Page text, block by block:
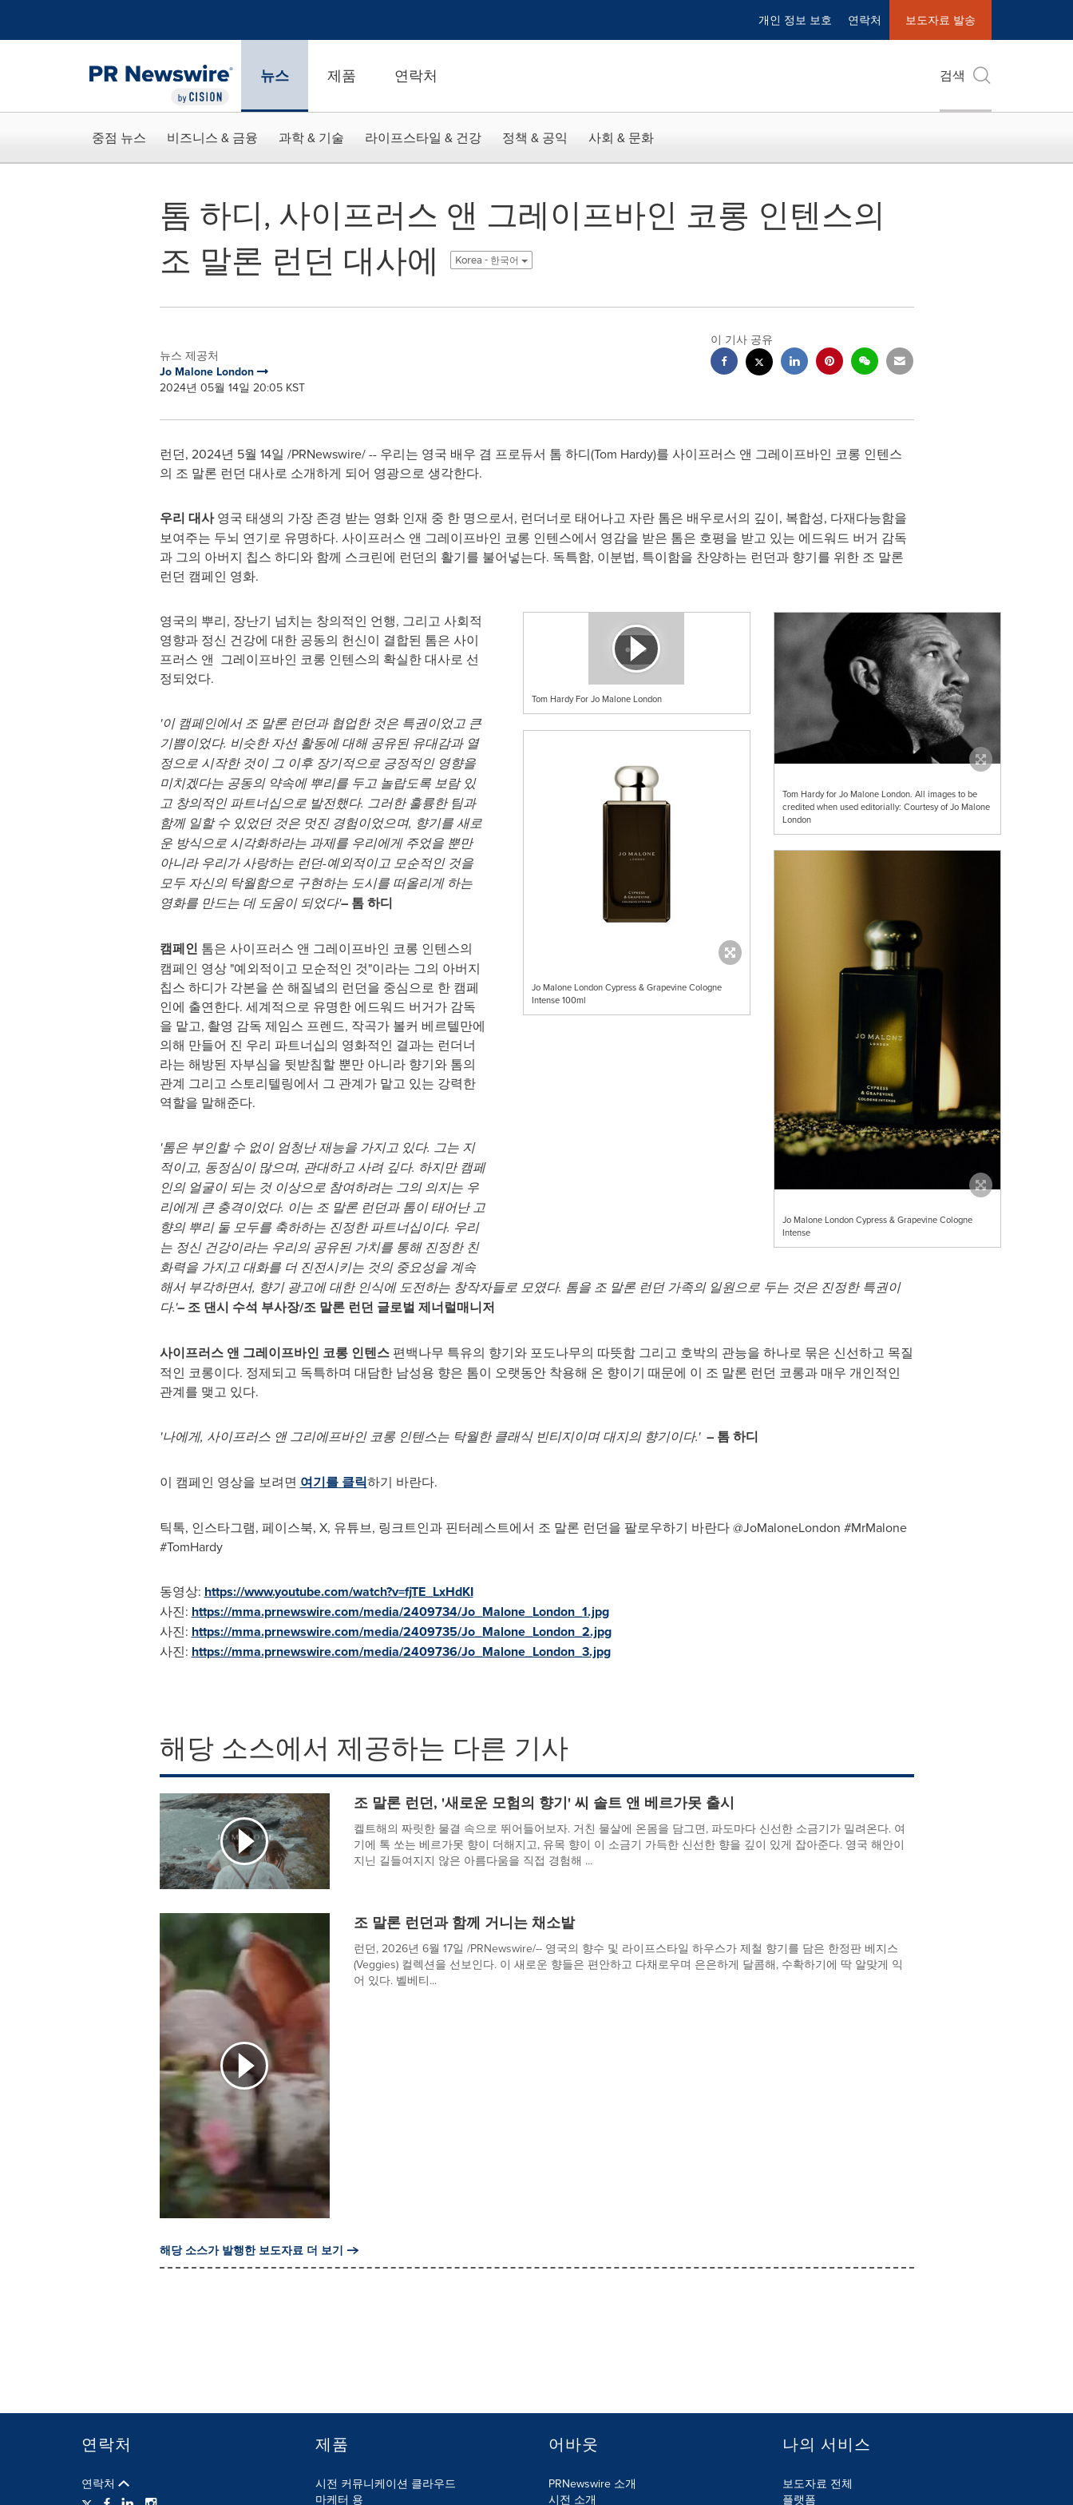
개인 정보 보호 연락처 보도자료 발송
뉴스 제품 연락처 검색
중점 뉴스 비즈니스 & 금융 과학 & 기술 라이프스타일 & 건강 정책 & 공익 사회 & 문화
톰 하디, 사이프러스 앤 그레이프바인 코롱 인텐스의
조 말론 런던 대사에
Korea - 한국어
뉴스 제공처
Jo Malone London
2024년 05월 14일 20:05 KST
이 기사 공유
런던, 2024년 5월 14일 /PRNewswire/ -- 우리는 영국 배우 겸 프로듀서 톰 하디(Tom Hardy)를 사이프러스 앤 그레이프바인 코롱 인텐스
의 조 말론 런던 대사로 소개하게 되어 영광으로 생각한다.
우리 대사영국 태생의 가장 존경 받는 영화 인재 중 한 명으로서, 런더너로 태어나고 자란 톰은 배우로서의 깊이, 복합성, 다재다능함을
보여주는 두뇌 연기로 유명하다. 사이프러스 앤 그레이프바인 코롱 인텐스에서 영감을 받은 톰은 호평을 받고 있는 에드워드 버거 감독
과 그의 아버지 칩스 하디와 함께 스크린에 런던의 활기를 불어넣는다. 독특함, 이분법, 특이함을 찬양하는 런던과 향기를 위한 조 말론
런던 캠페인 영화.
Tom Hardy For Jo Malone London
Tom Hardy for Jo Malone London. All images to be
credited when used editorially: Courtesy of Jo Malone
London
Jo Malone London Cypress & Grapevine Cologne
Intense 100ml
Jo Malone London Cypress & Grapevine Cologne
Intense
영국의 뿌리, 장난기 넘치는 창의적인 언행, 그리고 사회적
영향과 정신 건강에 대한 공동의 헌신이 결합된 톰은 사이
프러스 앤 그레이프바인 코롱 인텐스의 확실한 대사로 선
정되었다.
'이 캠페인에서 조 말론 런던과 협업한 것은 특권이었고 큰
기쁨이었다. 비슷한 자선 활동에 대해 공유된 유대감과 열
정으로 시작한 것이 그 이후 장기적으로 긍정적인 영향을
미치겠다는 공동의 약속에 뿌리를 두고 놀랍도록 보람 있
고 창의적인 파트너십으로 발전했다. 그러한 훌륭한 팀과
함께 일할 수 있었던 것은 멋진 경험이었으며, 향기를 새로
운 방식으로 시각화하라는 과제를 우리에게 주었을 뿐만
아니라 우리가 사랑하는 런던-예외적이고 모순적인 것을
모두 자신의 탁월함으로 구현하는 도시를 떠올리게 하는
영화를 만드는 데 도움이 되었다'– 톰 하디
캠페인 톰은 사이프러스 앤 그레이프바인 코롱 인텐스의
캠페인 영상 "예외적이고 모순적인 것"이라는 그의 아버지
칩스 하디가 각본을 쓴 해질녘의 런던을 중심으로 한 캠페
인에 출연한다. 세계적으로 유명한 에드워드 버거가 감독
을 맡고, 촬영 감독 제임스 프렌드, 작곡가 볼커 베르텔만에
의해 만들어 진 우리 파트너십의 영화적인 결과는 런더너
라는 해방된 자부심을 뒷받침할 뿐만 아니라 향기와 톰의
관계 그리고 스토리텔링에서 그 관계가 맡고 있는 강력한
역할을 말해준다.
'톰은 부인할 수 없이 엄청난 재능을 가지고 있다. 그는 지
적이고, 동정심이 많으며, 관대하고 사려 깊다. 하지만 캠페
인의 얼굴이 되는 것 이상으로 참여하려는 그의 의지는 우
리에게 큰 충격이었다. 이는 조 말론 런던과 톰이 태어난 고
향의 뿌리 둘 모두를 축하하는 진정한 파트너십이다. 우리
는 정신 건강이라는 우리의 공유된 가치를 통해 진정한 친
화력을 가지고 대화를 더 진전시키는 것의 중요성을 계속
해서 부각하면서, 향기 광고에 대한 인식에 도전하는 창작자들로 모였다. 톰을 조 말론 런던 가족의 일원으로 두는 것은 진정한 특권이
다.'– 조 댄시 수석 부사장/조 말론 런던 글로벌 제너럴매니저
사이프러스 앤 그레이프바인 코롱 인텐스편백나무 특유의 향기와 포도나무의 따뜻함 그리고 호박의 관능을 하나로 묶은 신선하고 목질
적인 코롱이다. 정제되고 독특하며 대담한 남성용 향은 톰이 오랫동안 착용해 온 향이기 때문에 이 조 말론 런던 코롱과 매우 개인적인
관계를 맺고 있다.
'나에게, 사이프러스 앤 그리에프바인 코롱 인텐스는 탁월한 클래식 빈티지이며 대지의 향기이다.' – 톰 하디
이 캠페인 영상을 보려면 여기를 클릭하기 바란다.
틱톡, 인스타그램, 페이스북, X, 유튜브, 링크트인과 핀터레스트에서 조 말론 런던을 팔로우하기 바란다 @JoMaloneLondon #MrMalone
#TomHardy
동영상: https://www.youtube.com/watch?v=fjTE_LxHdKI
사진: https://mma.prnewswire.com/media/2409734/Jo_Malone_London_1.jpg
사진: https://mma.prnewswire.com/media/2409735/Jo_Malone_London_2.jpg
사진: https://mma.prnewswire.com/media/2409736/Jo_Malone_London_3.jpg
해당 소스에서 제공하는 다른 기사
조 말론 런던, '새로운 모험의 향기' 씨 솔트 앤 베르가못 출시
켈트해의 짜릿한 물결 속으로 뛰어들어보자. 거친 물살에 온몸을 담그면, 파도마다 신선한 소금기가 밀려온다. 여
기에 톡 쏘는 베르가못 향이 더해지고, 유목 향이 이 소금기 가득한 신선한 향을 깊이 있게 잡아준다. 영국 해안이
지닌 길들여지지 않은 아름다움을 직접 경험해 ...
조 말론 런던과 함께 거니는 채소밭
런던, 2026년 6월 17일 /PRNewswire/-- 영국의 향수 및 라이프스타일 하우스가 제철 향기를 담은 한정판 베지스
(Veggies) 컬렉션을 선보인다. 이 새로운 향들은 편안하고 다채로우며 은은하게 달콤해, 수확하기에 딱 알맞게 익
어 있다. 벨베티...
해당 소스가 발행한 보도자료 더 보기
연락처
연락처
제품
시전 커뮤니케이션 클라우드
마케터 용
어바웃
PRNewswire 소개
시전 소개
나의 서비스
보도자료 전체
플랫폼